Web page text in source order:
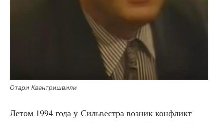
Ота­ри Квантришвили
Летом 1994 года у Силь­ве­ст­ра воз­ник кон­фликт